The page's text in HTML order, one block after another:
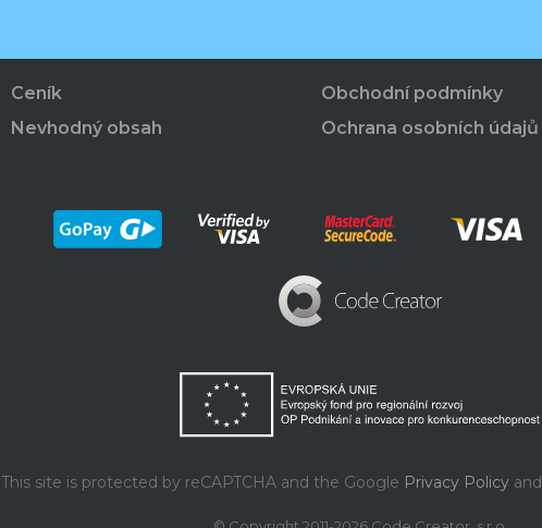
Ceník
Nevhodný obsah
Obchodní podmínky
Ochrana osobních údajů
This site is protected by reCAPTCHA and the Google Privacy Policyand